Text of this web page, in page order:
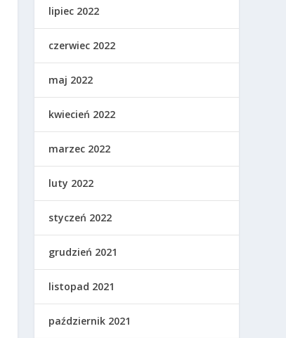
lipiec 2022
czerwiec 2022
maj 2022
kwiecień 2022
marzec 2022
luty 2022
styczeń 2022
grudzień 2021
listopad 2021
październik 2021